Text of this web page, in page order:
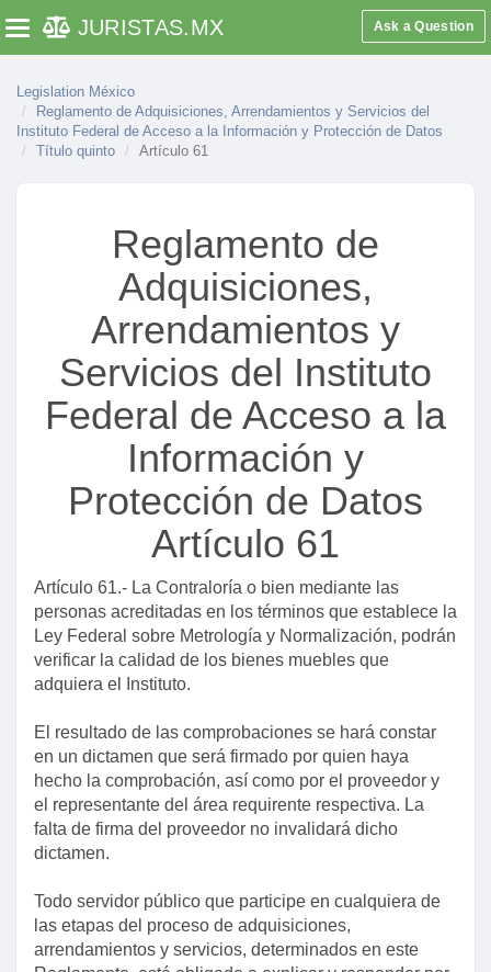
Toggle navigation
JURISTAS.MX Ask a Question
Legislation México
Reglamento de Adquisiciones, Arrendamientos y Servicios del
Instituto Federal de Acceso a la Información y Protección de Datos
Título quinto
Artículo 61
Reglamento de
Adquisiciones,
Arrendamientos y
Servicios del Instituto
Federal de Acceso a la
Información y
Protección de Datos
Artículo 61
Artículo 61.- La Contraloría o bien mediante las
personas acreditadas en los términos que establece la
Ley Federal sobre Metrología y Normalización, podrán
verificar la calidad de los bienes muebles que
adquiera el Instituto.
El resultado de las comprobaciones se hará constar
en un dictamen que será firmado por quien haya
hecho la comprobación, así como por el proveedor y
el representante del área requirente respectiva. La
falta de firma del proveedor no invalidará dicho
dictamen.
Todo servidor público que participe en cualquiera de
las etapas del proceso de adquisiciones,
arrendamientos y servicios, determinados en este
Título primero
Capítulo único
Artículo 1
Artículo 3
Artículo 4